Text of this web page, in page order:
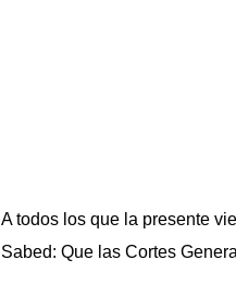
A todos los que la presente
Sabed: Que las Cortes